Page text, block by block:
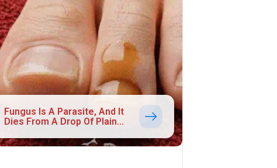
Fungus Is A Parasite, And It
Dies From A Drop Of Plain...